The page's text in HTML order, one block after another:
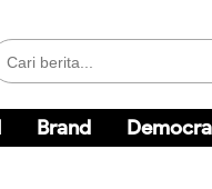
Brand